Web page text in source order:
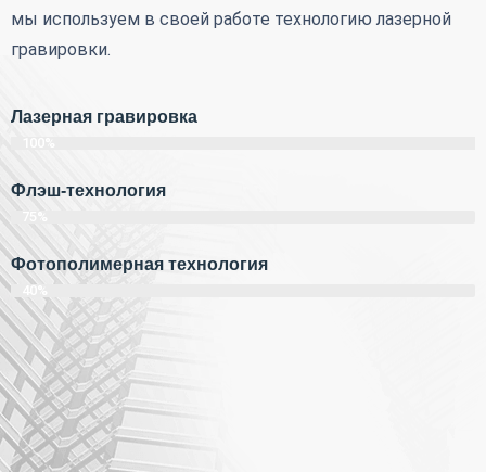
мы используем в своей работе технологию лазерной
гравировки.
Лазерная гравировка
Флэш-технология
75%
Фотополимерная технология
40%